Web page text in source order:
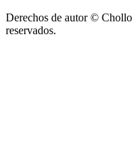
Derechos de autor © Chollo
reservados.